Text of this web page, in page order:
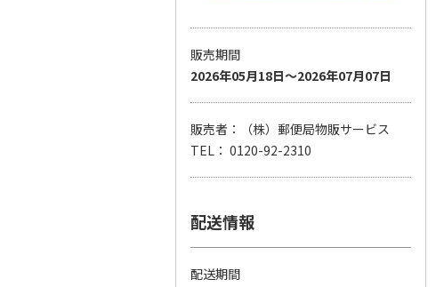
販売期間
2026年05月18日～2026年07月07日
販売者：（株）郵便局物販サービス
TEL： 0120-92-2310
配送情報
配送期間